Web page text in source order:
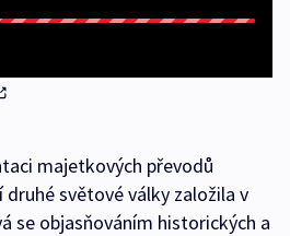
majetkových převodů
světové války založila v
se objasňováním historických a